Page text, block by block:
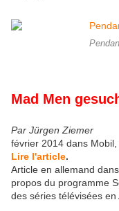
Mad Men
Par Jürgen Ziemer
février 2014 dans
Lire l'article.
Article en allemand
propos du programme
des séries télévisées